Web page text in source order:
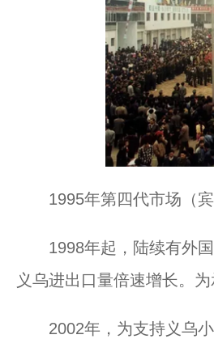
1995年第四代市场（
1998年起，陆续有外国
义乌进出口量倍速增长。
2002年，为支持义乌小